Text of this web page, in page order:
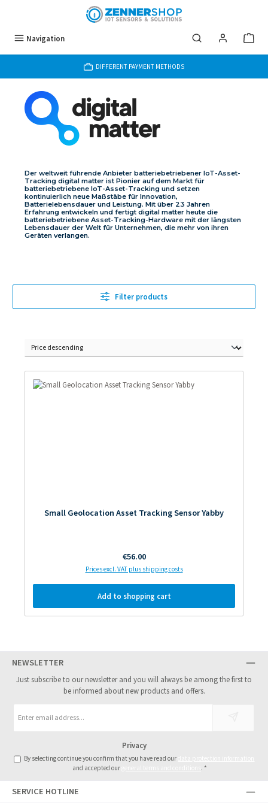
Navigation
DIFFERENT PAYMENT METHODS
Der weltweit führende Anbieter batteriebetriebener IoT-Asset-
Tracking digital matter ist Pionier auf dem Markt für
batteriebetriebene IoT-Asset-Tracking und setzen
kontinuierlich neue Maßstäbe für Innovation,
Batterielebensdauer und Leistung. Mit über 23 Jahren
Erfahrung entwickeln und fertigt digital matter heute die
batteriebetriebene Asset-Tracking-Hardware mit der längsten
Lebensdauer der Welt für Unternehmen, die mehr von ihren
Geräten verlangen.
Filter products
Small Geolocation Asset Tracking Sensor Yabby
Regular price:
€56.00
Prices excl. VAT plus shipping costs
Add to shopping cart
NEWSLETTER
Just subscribe to our newsletter and you will always be among the first to
be informed about new products and offers.
Email
Privacy
By selecting continue you confirm that you have read our
and accepted our
.*
SERVICE HOTLINE